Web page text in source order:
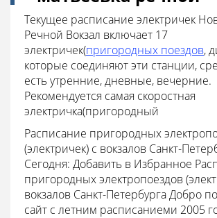
Текущее расписание электричек
Речной Вокзал включает 17
электричек(пригородных поездов,
которые соединяют эти станции,
есть утренние, дневные, вечерние.
Рекомендуется самая скоростная
электричка(пригородный
Расписание пригородных
(электричек) с вокзалов Санкт-
Сегодня: Добавить в Избранное
пригородных электропоездов
вокзалов Санкт-Петербурга Добро
сайт с летним расписаниеми 2005